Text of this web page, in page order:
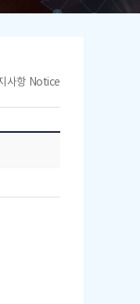
사항 Notice